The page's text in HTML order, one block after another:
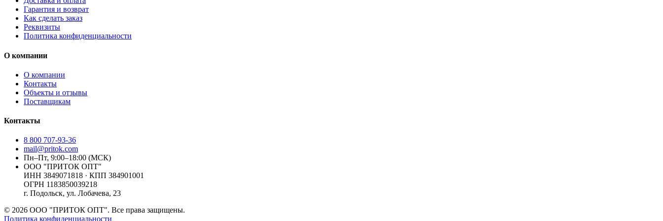
Гарантия и возврат
Как сделать заказ
Реквизиты
Политика конфиденциальности
О компании
О компании
Контакты
Объекты и отзывы
Поставщикам
Контакты
8 800 707-93-36
mail@pritok.com
Пн–Пт, 9:00–18:00 (МСК)
ООО "ПРИТОК ОПТ"
ИНН 3849071818 · КПП 384901001
ОГРН 1183850039218
г. Подольск, ул. Лобачева, 23
© 2026 ООО "ПРИТОК ОПТ". Все права защищены.
Политика конфиденциальности